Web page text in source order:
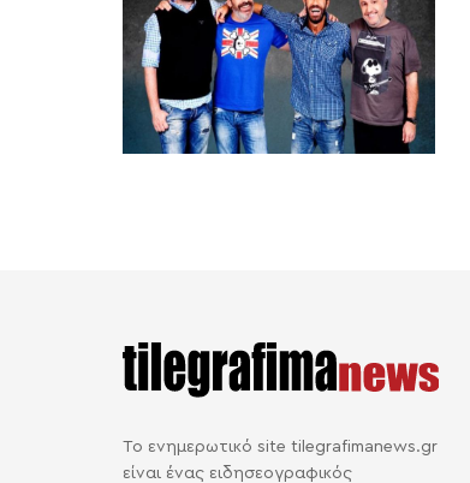
Το ενημερωτικό site tilegrafimanews.gr
είναι ένας ειδησεογραφικός